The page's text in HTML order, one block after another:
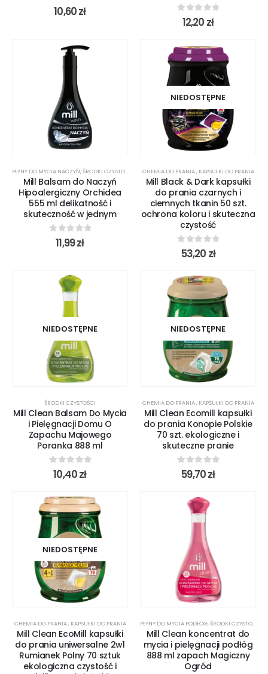
out of 5
10,60zł out of 5
12,20 zł
PŁYNY DO MYCIA NACZYŃ,ŚRODKI CZYSTOŚCI
Mill Balsam do Naczyń
Hipoalergiczny Orchidea
555 ml delikatność i
skuteczność w jednym
out of 5
11,99zł
NIEDOSTĘPNE
CHEMIA DO PRANIA, KAPSUŁKI DO PRANIA
Mill Black & Dark kapsułki
do prania czarnych i
ciemnych tkanin 50 szt.
ochrona koloru i skuteczna
czystość
out of 5
53,20 zł
NIEDOSTĘPNE
ŚRODKI CZYSTOŚCI
Mill Clean Balsam Do Mycia
i Pielęgnacji Domu O
Zapachu Majowego
Poranka 888 ml
out of 5
10,40zł
NIEDOSTĘPNE
CHEMIA DO PRANIA, KAPSUŁKI DO PRANIA
Mill Clean Ecomill kapsułki
do prania Konopie Polskie
70 szt. ekologiczne i
skuteczne pranie
out of 5
59,70zł
NIEDOSTĘPNE
CHEMIA DO PRANIA, KAPSUŁKI DO PRANIA
Mill Clean EcoMill kapsułki
do prania uniwersalne 2w1
Rumianek Polny 70 sztuk
ekologiczna czystość i
PŁYNY DO MYCIA PODŁÓG,ŚRODKI CZYSTOŚCI
Mill Clean koncentrat do
mycia i pielęgnacji podłóg
888 ml zapach Magiczny
Ogród